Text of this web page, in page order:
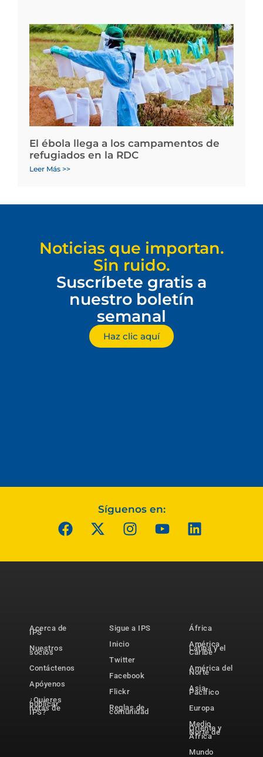
El ébola llega a los campamentos de
refugiados en la RDC
Leer Más >>
Noticias que importan.
Sin ruido.
Suscríbete gratis a
nuestro boletín
semanal
Haz clic aquí
Síguenos en:
Acerca de
IPS
Nuestros
socios
Contáctenos
Apóyenos
¿Quieres
publicar
notas de
IPS?
Sigue a IPS
Inicio
Twitter
Facebook
Flickr
Reglas de
comunidad
África
América
Latina y el
Caribe
América del
Norte
Asia-
Pacífico
Europa
Medio
Oriente y
Norte de
África
Mundo